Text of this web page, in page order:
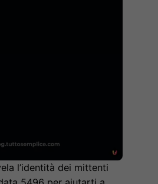
l’identità dei mittenti